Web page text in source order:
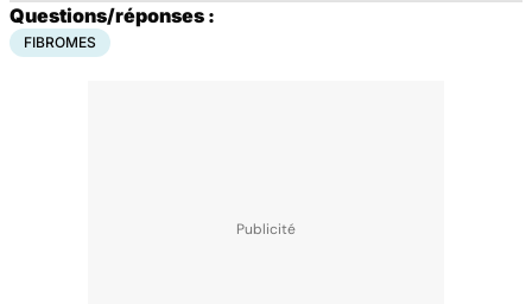
Questions/réponses :
FIBROMES